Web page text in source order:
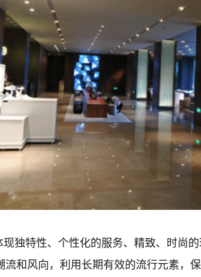
独特性、个性化的服务、精致、时尚
流和风向，利用长期有效的流行元素，